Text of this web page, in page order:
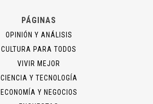
PÁGINAS
OPINIÓN Y ANÁLISIS
CULTURA PARA TODOS
VIVIR MEJOR
CIENCIA Y TECNOLOGÍA
ECONOMÍA Y NEGOCIOS